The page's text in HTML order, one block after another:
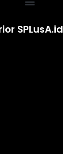
SPLusA.id